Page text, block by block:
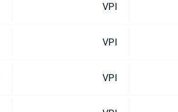
VPI
VPI
VPI